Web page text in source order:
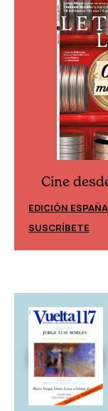
Cine
EDICIÓN ESPAÑA
SUSCRÍBETE